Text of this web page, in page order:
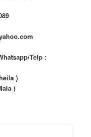
Telp :
)
)